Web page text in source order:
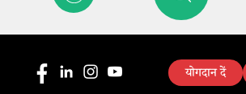
योगदान दें